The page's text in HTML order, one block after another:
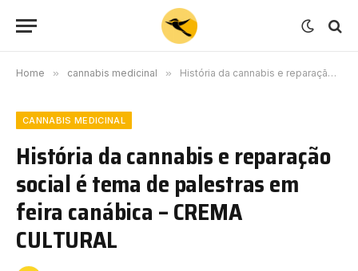
Home » cannabis medicinal » História da cannabis e reparação social é tema de palestras em feira canábica – CREMA CULTURAL
CANNABIS MEDICINAL
História da cannabis e reparação
social é tema de palestras em
feira canábica – CREMA
CULTURAL